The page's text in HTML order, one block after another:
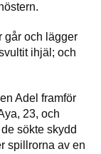
går och lägger
ihjäl; och
Adel framför
23, och
sökte skydd
spillrorna av en